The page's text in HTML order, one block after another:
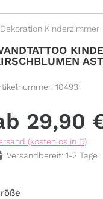
Kinderzimmer
10493
29,90
(kostenlos in D)
Versandbereit: 1-2 Tage